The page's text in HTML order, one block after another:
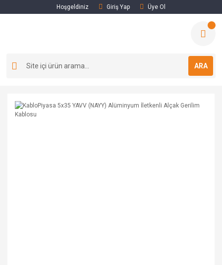
Hoşgeldiniz Giriş Yap Üye Ol
ARA